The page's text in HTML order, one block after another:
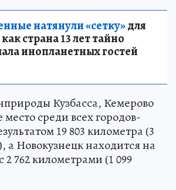
натянули «сетку»для
страна 13 лет тайно
инопланетных гостей
Кузбасса, Кемерово
место среди всех городов-
19 803 километра (3
а Новокузнецк находится на
2 762 километрами (1 099